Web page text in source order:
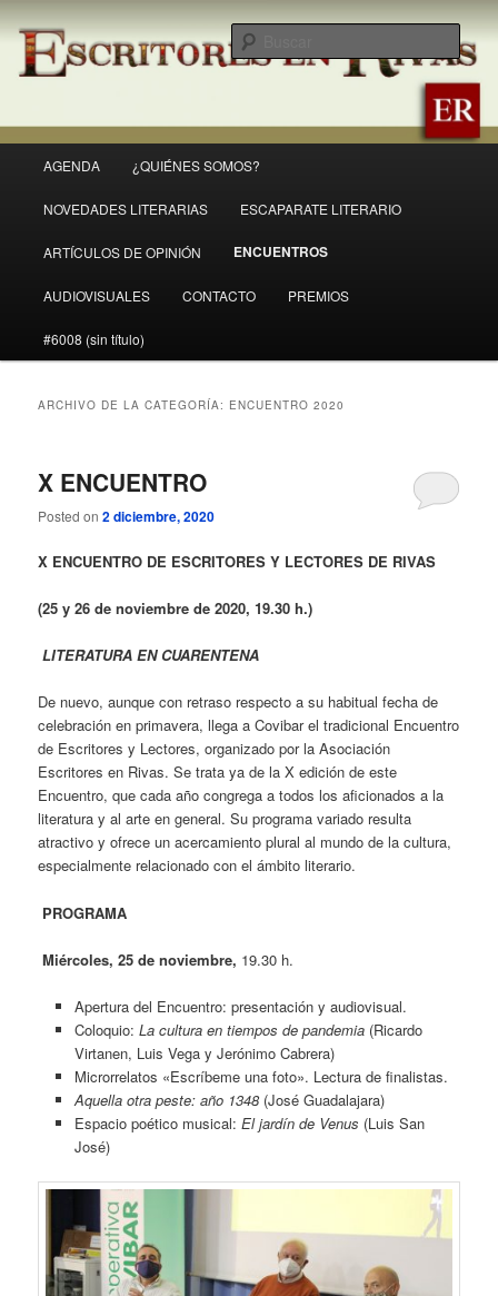
Ir
al
contenido
principal
Ir
al
contenido
secundario
Revista Escritores en Rivas
principal
AGENDA ¿QUIÉNES SOMOS?
NOVEDADES LITERARIAS ESCAPARATE LITERARIO
ARTÍCULOS DE OPINIÓN ENCUENTROS
AUDIOVISUALES CONTACTO PREMIOS
#6008 (sin título)
ARCHIVO DE LA CATEGORÍA: ENCUENTRO 2020
X ENCUENTRO
Posted on2 diciembre, 2020
X ENCUENTRO DE ESCRITORES Y LECTORES DE RIVAS
(25 y 26 de noviembre de 2020, 19.30 h.)
LITERATURA EN CUARENTENA
De nuevo, aunque con retraso respecto a su habitual fecha de
celebración en primavera, llega a Covibar el tradicional Encuentro
de Escritores y Lectores, organizado por la Asociación
Escritores en Rivas. Se trata ya de la X edición de este
Encuentro, que cada año congrega a todos los aficionados a la
literatura y al arte en general. Su programa variado resulta
atractivo y ofrece un acercamiento plural al mundo de la cultura,
especialmente relacionado con el ámbito literario.
PROGRAMA
Miércoles, 25 de noviembre, 19.30 h.
Apertura del Encuentro: presentación y audiovisual.
Coloquio: La cultura en tiempos de pandemia (Ricardo
Virtanen, Luis Vega y Jerónimo Cabrera)
Microrrelatos «Escríbeme una foto». Lectura de finalistas.
Aquella otra peste: año 1348(José Guadalajara)
Espacio poético musical: El jardín de Venus (Luis San
José)